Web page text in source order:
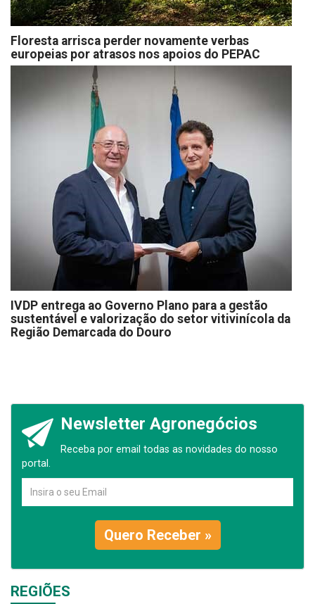
Floresta arrisca perder novamente verbas
europeias por atrasos nos apoios do PEPAC
IVDP entrega ao Governo Plano para a gestão
sustentável e valorização do setor vitivinícola da
Região Demarcada do Douro
Newsletter Agronegócios
Receba por email todas as novidades do nosso
portal.
Quero Receber »
REGIÕES